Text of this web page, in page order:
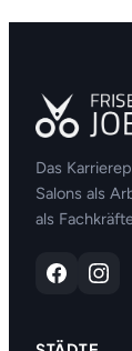
Das
Salons als
als